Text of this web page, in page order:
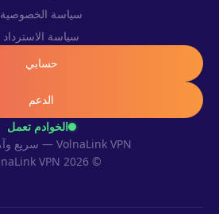
الخوادم تعمل
VolnaLink VPN — سريع وآمن وخاص.
© 2026 VolnaLink VPN.
سياسة الخصوصية
سياسة الاسترداد
حسابي
الدعم